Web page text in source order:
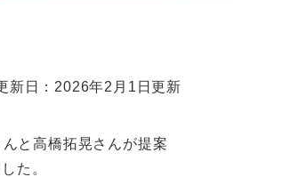
新日：2026年2月1日更新
と高橋拓晃さんが提案
た。